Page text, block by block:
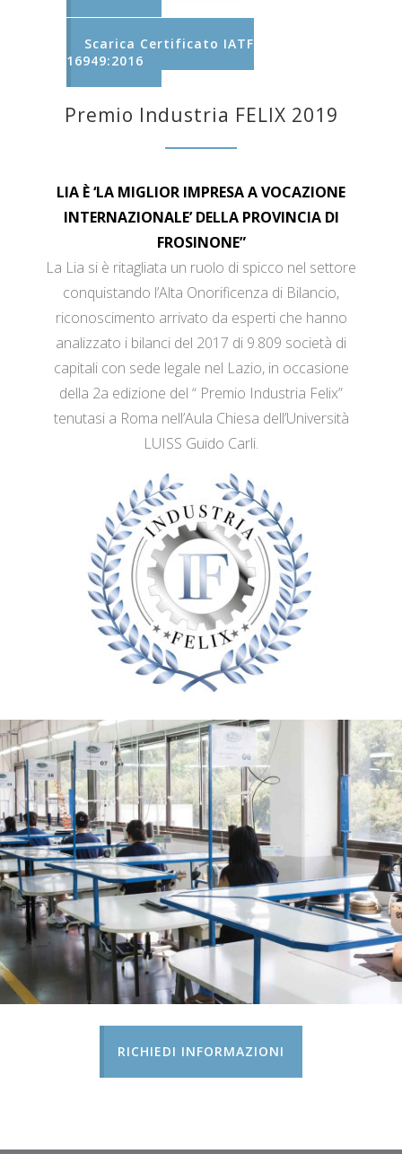
Scarica Certificato IATF
16949:2016
Premio Industria FELIX 2019
LIA È ‘LA MIGLIOR IMPRESA A VOCAZIONE
INTERNAZIONALE’ DELLA PROVINCIA DI
FROSINONE”
La Lia si è ritagliata un ruolo di spicco nel settore
conquistando l’Alta Onorificenza di Bilancio,
riconoscimento arrivato da esperti che hanno
analizzato i bilanci del 2017 di 9.809 società di
capitali con sede legale nel Lazio, in occasione
della 2a edizione del “ Premio Industria Felix”
tenutasi a Roma nell’Aula Chiesa dell’Università
LUISS Guido Carli.
RICHIEDI INFORMAZIONI